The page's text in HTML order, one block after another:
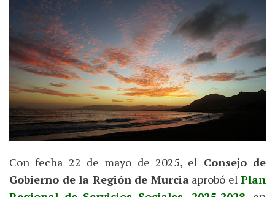
Con fecha 22 de mayo de 2025, el Consejo de
Gobierno de la Región de Murcia aprobó el Plan